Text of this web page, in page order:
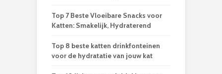
Top 7 Beste Vloeibare Snacks voor
Katten: Smakelijk, Hydraterend
Top 8 beste katten drinkfonteinen
voor de hydratatie van jouw kat